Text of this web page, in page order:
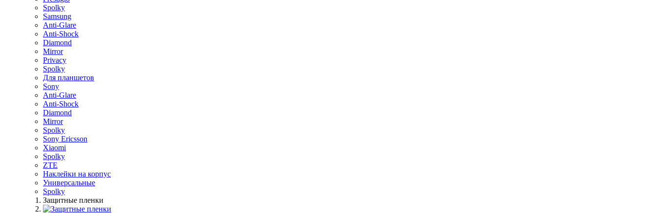
Spolky
Samsung
Anti-Glare
Anti-Shock
Diamond
Mirror
Privacy
Spolky
Для планшетов
Sony
Anti-Glare
Anti-Shock
Diamond
Mirror
Spolky
Sony Ericsson
Xiaomi
Spolky
ZTE
Наклейки на корпус
Универсальные
Spolky
Защитные пленки